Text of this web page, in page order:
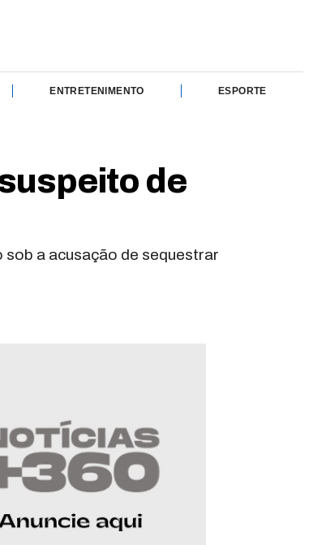
ENTRETENIMENTO ESPORTE
de
a acusação de sequestrar